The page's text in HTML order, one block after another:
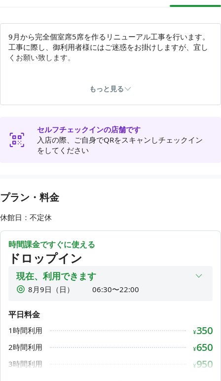
9月から完全個室席5席を作るリニューアル工事を行います。
工事に際し、御利用者様にはご迷惑をお掛けしますが、宜し
くお願い致します。
当店の扉は引戸になります。
【ミルクラテ&キャラメルラテ】
【緑茶/コーヒー各種】
階段席、集中ブースは人気になりますので、譲り合ってお使
い頂けると幸いです。
★利用時の注意点★
■勉強されている方もいるので、電話は小声か外でお願いしま
す。（一時退出は可能です）
■利用後はデスクライトの消灯願います。
■ 〃 ごみを残さない様にお願いします。
■WEB会議は小声でイヤホン利用の上、カーテン席でお願い
します。
■匂いの強い食べ物と喫煙、飲酒は禁止です。
（軽食程度はOKです！）
（カップ麺/電子タバコはNGです。）
■LIVE配信や音楽を掛けるのは禁止です。
願います。
もっと見る
セルフチェックインの店舗です
入店の際、ご自身でQRをスキャンしチェックイン
をしてください
プラン・料金
休館日：不定休
時間課金ですぐに使える
ドロップイン
現在、利用できます
8月9日（日）
06:30〜22:00
8月11日（火）
8月12日（水）
06:30〜22:00
8月13日（木）
06:30〜22:00
8月14日（金）
平日料金
1時間利用 ¥350
2時間利用 ¥650
3時間利用 ¥950